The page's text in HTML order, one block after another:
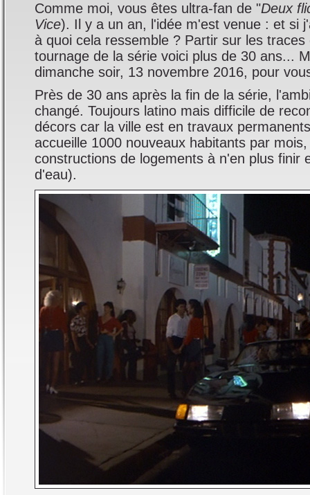
Comme moi, vous êtes ultra-fan de "Deux
Vice). Il y a un an, l'idée m'est venue : et si
à quoi cela ressemble ? Partir sur les traces
tournage de la série voici plus de 30 ans...
dimanche soir, 13 novembre 2016, pour
Près de 30 ans après la fin de la série,
changé. Toujours latino mais difficile de
décors car la ville est en travaux
accueille 1000 nouveaux habitants par
constructions de logements à n'en plus finir
d'eau).